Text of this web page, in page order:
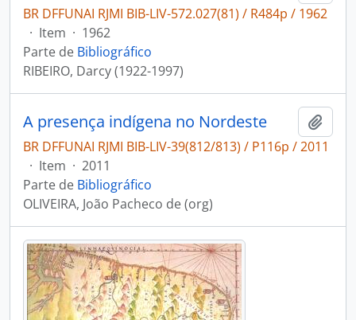
BR DFFUNAI RJMI BIB-LIV-572.027(81) / R484p / 1962
· Item · 1962
Parte de Bibliográfico
RIBEIRO, Darcy (1922-1997)
A presença indígena no Nordeste
BR DFFUNAI RJMI BIB-LIV-39(812/813) / P116p / 2011
· Item · 2011
Parte de Bibliográfico
OLIVEIRA, João Pacheco de (org)